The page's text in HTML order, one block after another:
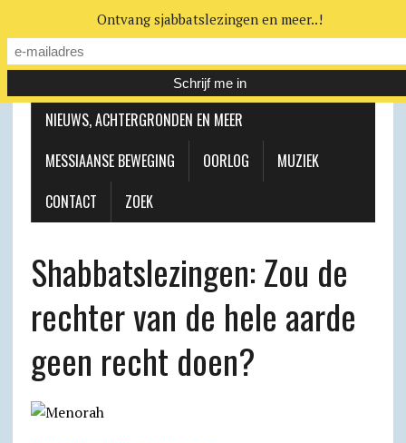
MESSIAANSE GEMEENTE
NIEUWS, ACHTERGRONDEN EN MEER
MESSIAANSE BEWEGING
OORLOG
MUZIEK
CONTACT
ZOEK
Shabbats­lezingen: Zou de
rechter van de hele aarde
geen recht doen?
Ontvang sjabbatslezingen en meer..!